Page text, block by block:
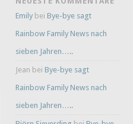
Emily bei Bye-bye sagt
Rainbow Family News nach
sieben Jahren…..
Jean bei Bye-bye sagt
Rainbow Family News nach
sieben Jahren…..